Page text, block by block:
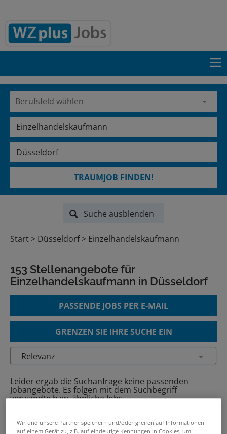
TRAUMJOB FINDEN!
Suche ausblenden
Start Düsseldorf Einzelhandelskaufmann
153 Stellenangebote für
Einzelhandelskaufmann in Düsseldorf
PASSENDE JOBS PER E-MAIL
GRENZEN SIE IHRE SUCHE EIN
Leider ergab die Suchanfrage keine passenden
Jobangebote. Es folgen mit dem Suchbegriff
verwandte bzw. ähnliche Jobs.
Verkäufer (m/w/d)* Einzelhandel
Wir und unsere Partner speichern und/oder greifen auf Informationen
auf einem Gerät zu, z.B. auf eindeutige Kennungen in Cookies, um